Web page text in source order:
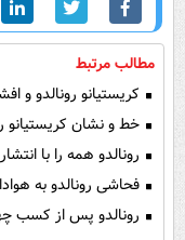
مطالب مرتبط
کریستیانو رونالدو و
خط و نشان کریستیانو
رونالدو همه را با
فحاشی رونالدو به
رونالدو پس از کسب